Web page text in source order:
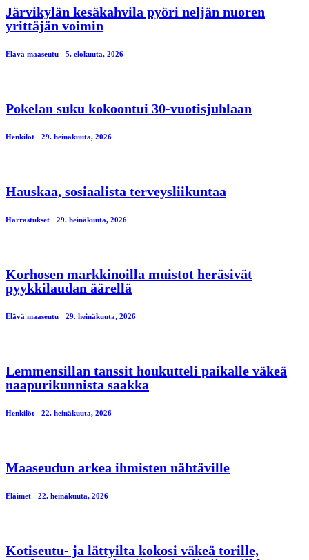
Järvikylän kesäkahvila pyöri neljän nuoren
yrittäjän voimin
Elävä maaseutu 5. elokuuta, 2026
Pokelan suku kokoontui 30-vuotisjuhlaan
Henkilöt 29. heinäkuuta, 2026
Hauskaa, sosiaalista terveysliikuntaa
Harrastukset 29. heinäkuuta, 2026
Korhosen markkinoilla muistot heräsivät
pyykkilaudan äärellä
Elävä maaseutu 29. heinäkuuta, 2026
Lemmensillan tanssit houkutteli paikalle väkeä
naapurikunnista saakka
Henkilöt 22. heinäkuuta, 2026
Maaseudun arkea ihmisten nähtäville
Eläimet 22. heinäkuuta, 2026
Kotiseutu- ja lättyilta kokosi väkeä torille,